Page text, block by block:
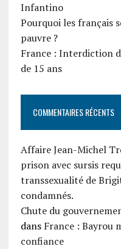
Infantino
Pourquoi les français
pauvre ?
France : Interdiction
de 15 ans
COMMENTAIRES RÉCENTS
Affaire Jean-Michel
prison avec sursis
transsexualité de
condamnés.
Chute du
dans France : Bayrou
confiance